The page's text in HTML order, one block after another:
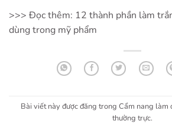
>>> Đọc thêm: 12 thành phần làm
dùng trong mỹ phẩm
Bài viết này được đăng trong Cẩm nang làm
thường trực.